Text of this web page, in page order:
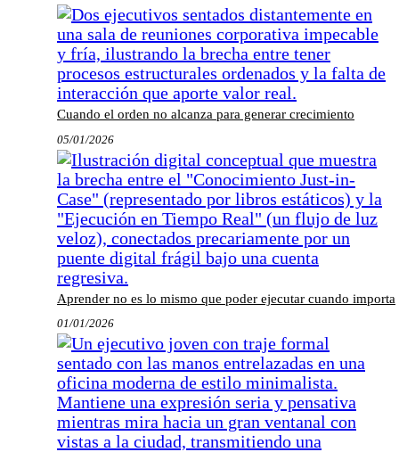
Cuando el orden no alcanza para generar crecimiento
05/01/2026
Aprender no es lo mismo que poder ejecutar cuando importa
01/01/2026